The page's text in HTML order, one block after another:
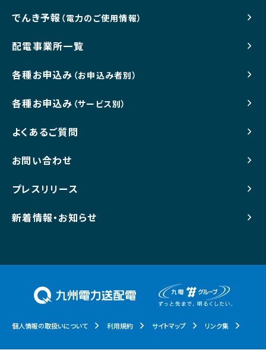
でんき予報 （電力のご使用情報）
配電事業所一覧
各種お申込み （お申込み者別）
各種お申込み （サービス別）
よくあるご質問
お問い合わせ
プレスリリース
新着情報・お知らせ
個人情報の取扱いについて 利用規約 サイトマップ リンク集